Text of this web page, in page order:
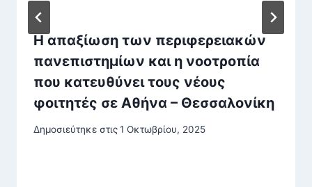
Η απαξίωση των περιφερειακών
πανεπιστημίων και η νοοτροπία
που κατευθύνει τους νέους
φοιτητές σε Αθήνα – Θεσσαλονίκη
Δημοσιεύτηκε στις1 Οκτωβρίου, 2025